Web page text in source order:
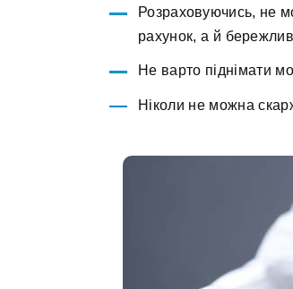
Розраховуючись, не
рахунок, а й
Не варто піднімати
Ніколи не можна